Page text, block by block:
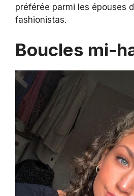
préférée parmi les épouses
fashionistas.
Boucles mi-